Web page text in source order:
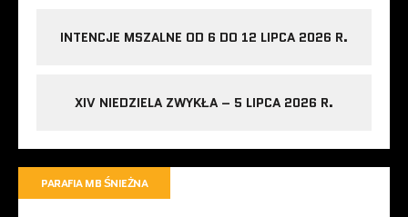
INTENCJE MSZALNE OD 6 DO 12 LIPCA 2026 R.
XIV NIEDZIELA ZWYKŁA – 5 LIPCA 2026 R.
PARAFIA MB ŚNIEŻNA